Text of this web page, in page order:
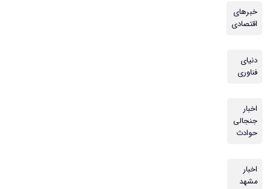
خبرهای
اقتصادی
دنیای
فناوری
اخبار
جنجالی
حوادث
اخبار
مشهد